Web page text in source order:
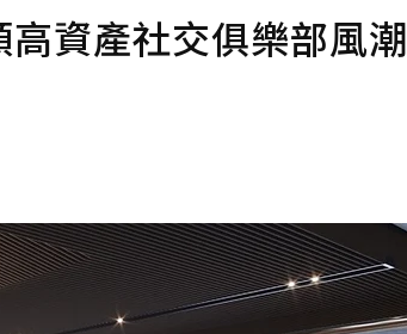
資產社交俱樂部風潮